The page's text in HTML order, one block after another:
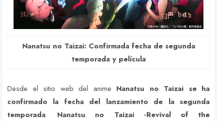
Nanatsu no Taizai: Confirmada fecha de segunda
temporada y película
Desde el sitio web del anime Nanatsu no Taizai se ha
confirmado la fecha del lanzamiento de la segunda
temporada: Nanatsu no Taizai -Revival of the